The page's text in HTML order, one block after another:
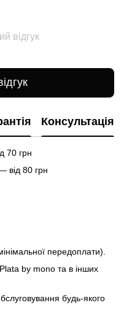
відгук
Консультація
70 грн
від 80 грн
передоплати).
by mono та в інших
будь-якого